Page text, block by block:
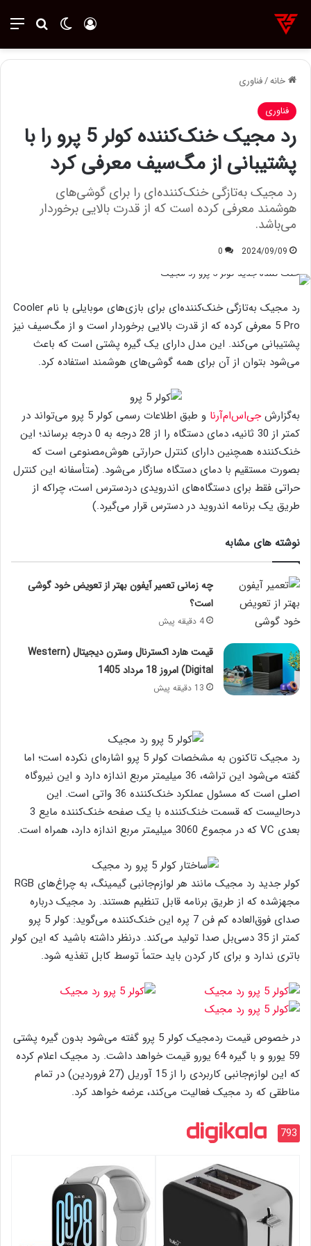
تغییر پوسته ورود
خانه/فناوری
فناوری
رد مجیک خنک‌کننده کولر 5 پرو را با
پشتیبانی از مگ‌سیف معرفی کرد
رد مجیک به‌تازگی خنک‌کننده‌ای را برای گوشی‌های
هوشمند معرفی کرده است که از قدرت بالایی برخوردار
می‌باشد.
2024/09/09
0
رد مجیک به‌تازگی خنک‌کننده‌ای برای بازی‌های موبایلی با نام Cooler
5 Pro معرفی کرده که از قدرت بالایی برخوردار است و از مگ‌سیف نیز
پشتیبانی می‌کند. این مدل دارای یک گیره پشتی است که باعث
می‌شود بتوان از آن برای همه گوشی‌های هوشمند استفاده کرد.
به‌گزارشجی‌اس‌ام‌آرنا
و طبق اطلاعات رسمی کولر 5 پرو می‌تواند در
کمتر از 30 ثانیه، دمای دستگاه را از 28 درجه به 0 درجه برساند؛ این
خنک‌کننده همچنین دارای کنترل حرارتی هوش‌مصنوعی است که
بصورت مستقیم با دمای دستگاه سازگار می‌شود. (متأسفانه این کنترل
حراتی فقط برای دستگاه‌های اندرویدی دردسترس است، چراکه از
طریق یک برنامه اندروید در دسترس قرار می‌گیرد.)
نوشته های مشابه
چه زمانی تعمیر آیفون بهتر از تعویض خود گوشی
است؟
4 دقیقه پیش
قیمت هارد اکسترنال وسترن دیجیتال (Western
Digital) امروز 18 مرداد 1405
13 دقیقه پیش
رد مجیک تاکنون به مشخصات کولر 5 پرو اشاره‌ای نکرده است؛ اما
گفته می‌شود این تراشه، 36 میلیمتر مربع اندازه دارد و این نیروگاه
اصلی است که مسئول عملکرد خنک‌کننده 36 واتی است. این
درحالیست که قسمت خنک‌کننده با یک صفحه خنک‌کننده مایع 3
بعدی VC که در مجموع 3060 میلیمتر مربع اندازه دارد، همراه است.
کولر جدید رد مجیک مانند هر لوازم‌جانبی گیمینگ، به چراغ‌های RGB
مجهزشده که از طریق برنامه قابل تنظیم هستند. رد مجیک درباره
صدای فوق‌العاده کم فن 7 پره این خنک‌کننده می‌گوید: کولر 5 پرو
کمتر از 35 دسی‌بل صدا تولید می‌کند. درنظر داشته باشید که این کولر
باتری ندارد و برای کار کردن باید حتماً توسط کابل تغذیه شود.
در خصوص قیمت ردمجیک کولر 5 پرو گفته می‌شود بدون گیره پشتی
59 یورو و با گیره 64 یورو قیمت خواهد داشت. رد مجیک اعلام کرده
که این لوازم‌جانبی کاربردی را از 15 آوریل (27 فروردین) در تمام
مناطقی که رد مجیک فعالیت می‌کند، عرضه خواهد کرد.
793